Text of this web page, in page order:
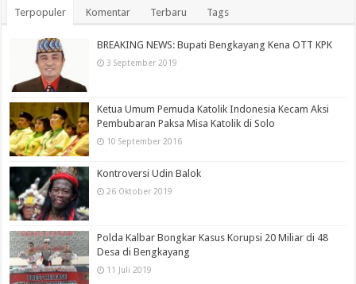
Terpopuler Komentar Terbaru Tags
BREAKING NEWS: Bupati Bengkayang Kena OTT KPK
3 September 2019
Ketua Umum Pemuda Katolik Indonesia Kecam Aksi
Pembubaran Paksa Misa Katolik di Solo
10 September 2016
Kontroversi Udin Balok
26 Oktober 2019
Polda Kalbar Bongkar Kasus Korupsi 20 Miliar di 48
Desa di Bengkayang
11 Juli 2019